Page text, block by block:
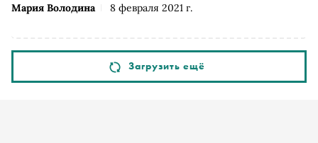
Мария Володина 8 февраля 2021 г.
Загрузить ещё